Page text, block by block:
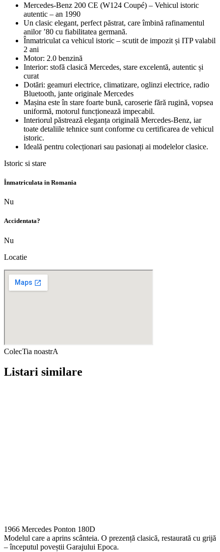
Mercedes-Benz 200 CE (W124 Coupé) – Vehicul istoric
autentic – an 1990
Un clasic elegant, perfect păstrat, care îmbină rafinamentul
anilor ’80 cu fiabilitatea germană.
Înmatriculat ca vehicul istoric – scutit de impozit și ITP valabil
2 ani
Motor: 2.0 benzină
Interior: stofă clasică Mercedes, stare excelentă, autentic și
curat
Dotări: geamuri electrice, climatizare, oglinzi electrice, radio
Bluetooth, jante originale Mercedes
Mașina este în stare foarte bună, caroserie fără rugină, vopsea
uniformă, motorul funcționează impecabil.
Interiorul păstrează eleganța originală Mercedes-Benz, iar
toate detaliile tehnice sunt conforme cu certificarea de vehicul
istoric.
Ideală pentru colecționari sau pasionați ai modelelor clasice.
Istoric si stare
Înmatriculata in Romania
Nu
Accidentata?
Nu
Locatie
ColecTia noastrA
Listari similare
1966 Mercedes Ponton 180D
Modelul care a aprins scânteia. O prezență clasică, restaurată cu grijă
– începutul poveștii Garajului Epoca.